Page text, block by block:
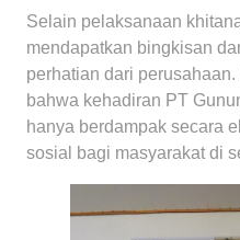
Selain pelaksanaan
mendapatkan bingkisan
perhatian dari
bahwa kehadiran PT
hanya berdampak secara
sosial bagi masyarakat di